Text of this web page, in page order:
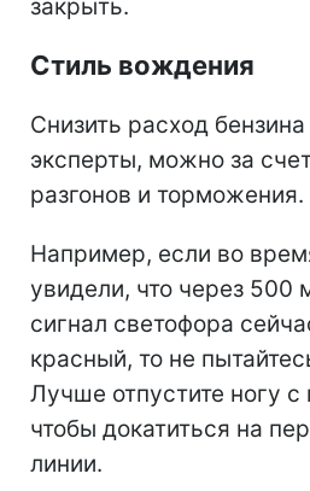
закрыть.
Стиль вождения
Снизить расход
эксперты, можно за
разгонов и торможения.
Например, если во
увидели, что через 500
сигнал светофора
красный, то не
Лучше отпустите ногу с
чтобы докатиться на
линии.